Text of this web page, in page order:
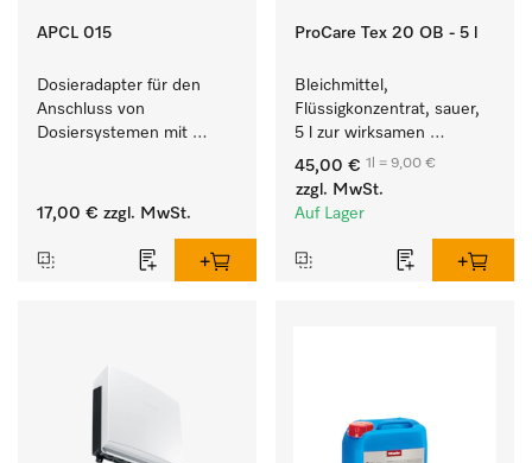
APCL 015
Dosieradapter für den
Anschluss von
Dosiersystemen mit
17,00 € zzgl. MwSt.
ProCare Tex 20 OB - 5 l
Bleichmittel,
Flüssigkonzentrat, sauer,
5 l zur wirksamen
Entfernung von
hartnäckigen Flecken.
45,00 € 1l = 9,00 €
zzgl. MwSt.
Auf Lager